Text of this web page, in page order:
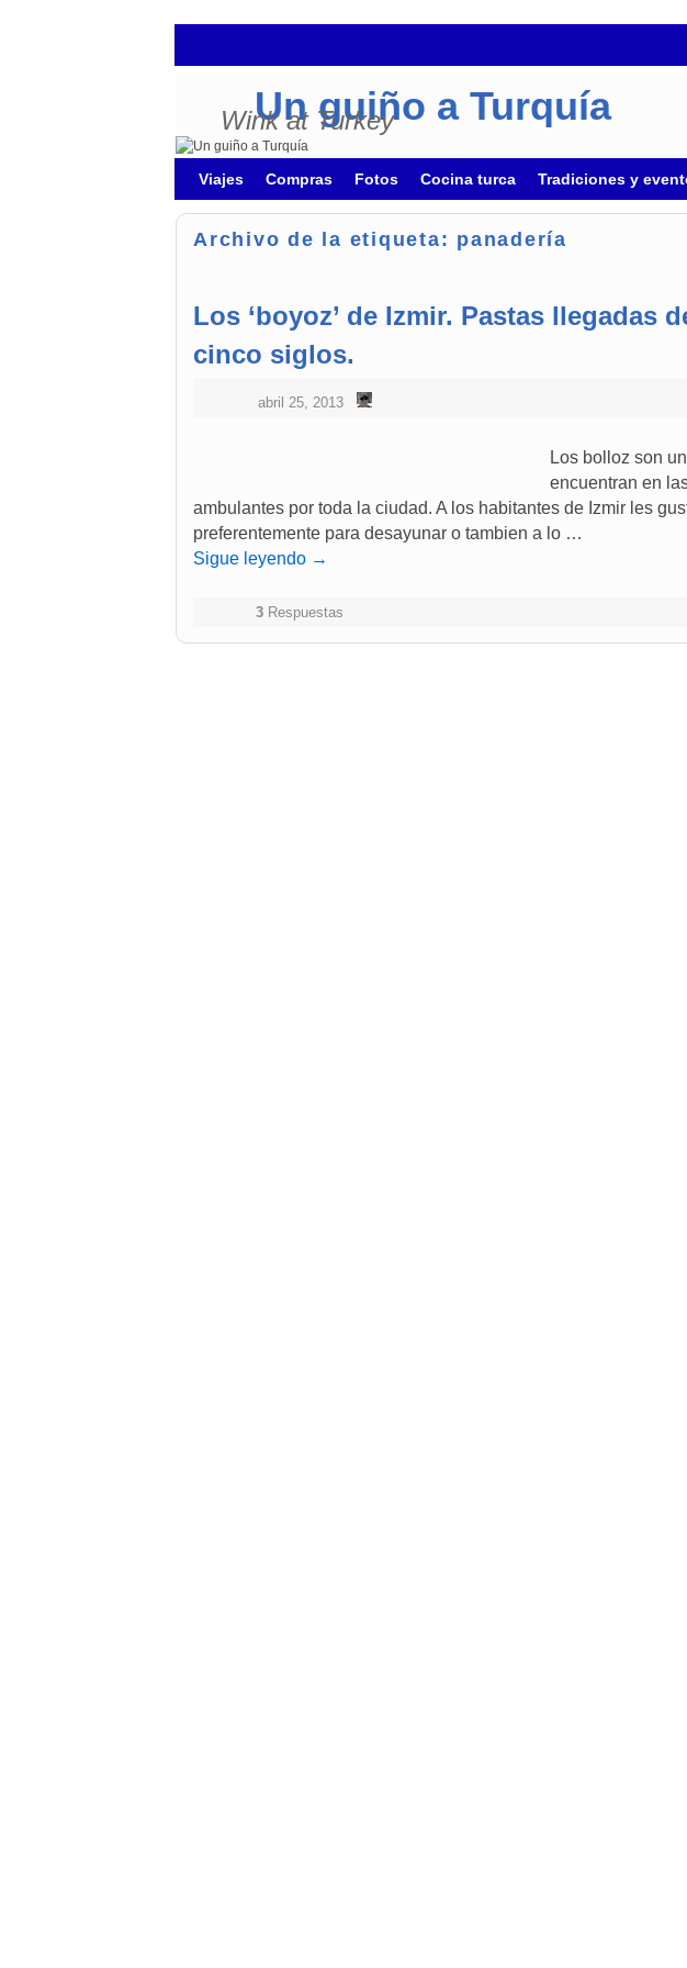
Un guiño a Turquía
Wink at Turkey
Viajes Compras Fotos Cocina turca Tradiciones y
Archivo de la etiqueta: panadería
Los ‘boyoz’ de Izmir. Pastas llegadas
cinco siglos.
abril 25, 2013
Los bolloz son
encuentran en
ambulantes por toda la ciudad. A los habitantes de Izmir les
preferentemente para desayunar o tambien a lo …
Sigue leyendo →
3Respuestas